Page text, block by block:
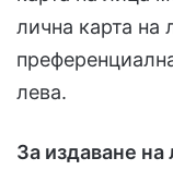
лична карта на
лева.
За издаване на